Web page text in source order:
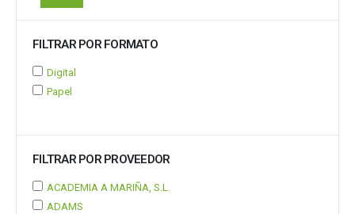
FILTRAR POR FORMATO
Digital
Papel
FILTRAR POR PROVEEDOR
ACADEMIA A MARIÑA, S.L.
ADAMS